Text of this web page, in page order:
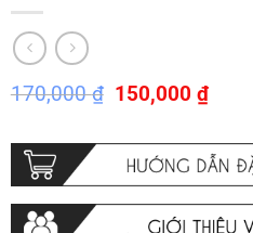
170,000₫ Giá
gốc
170,000 ₫.
150,000 ₫Giá
hiện
là: